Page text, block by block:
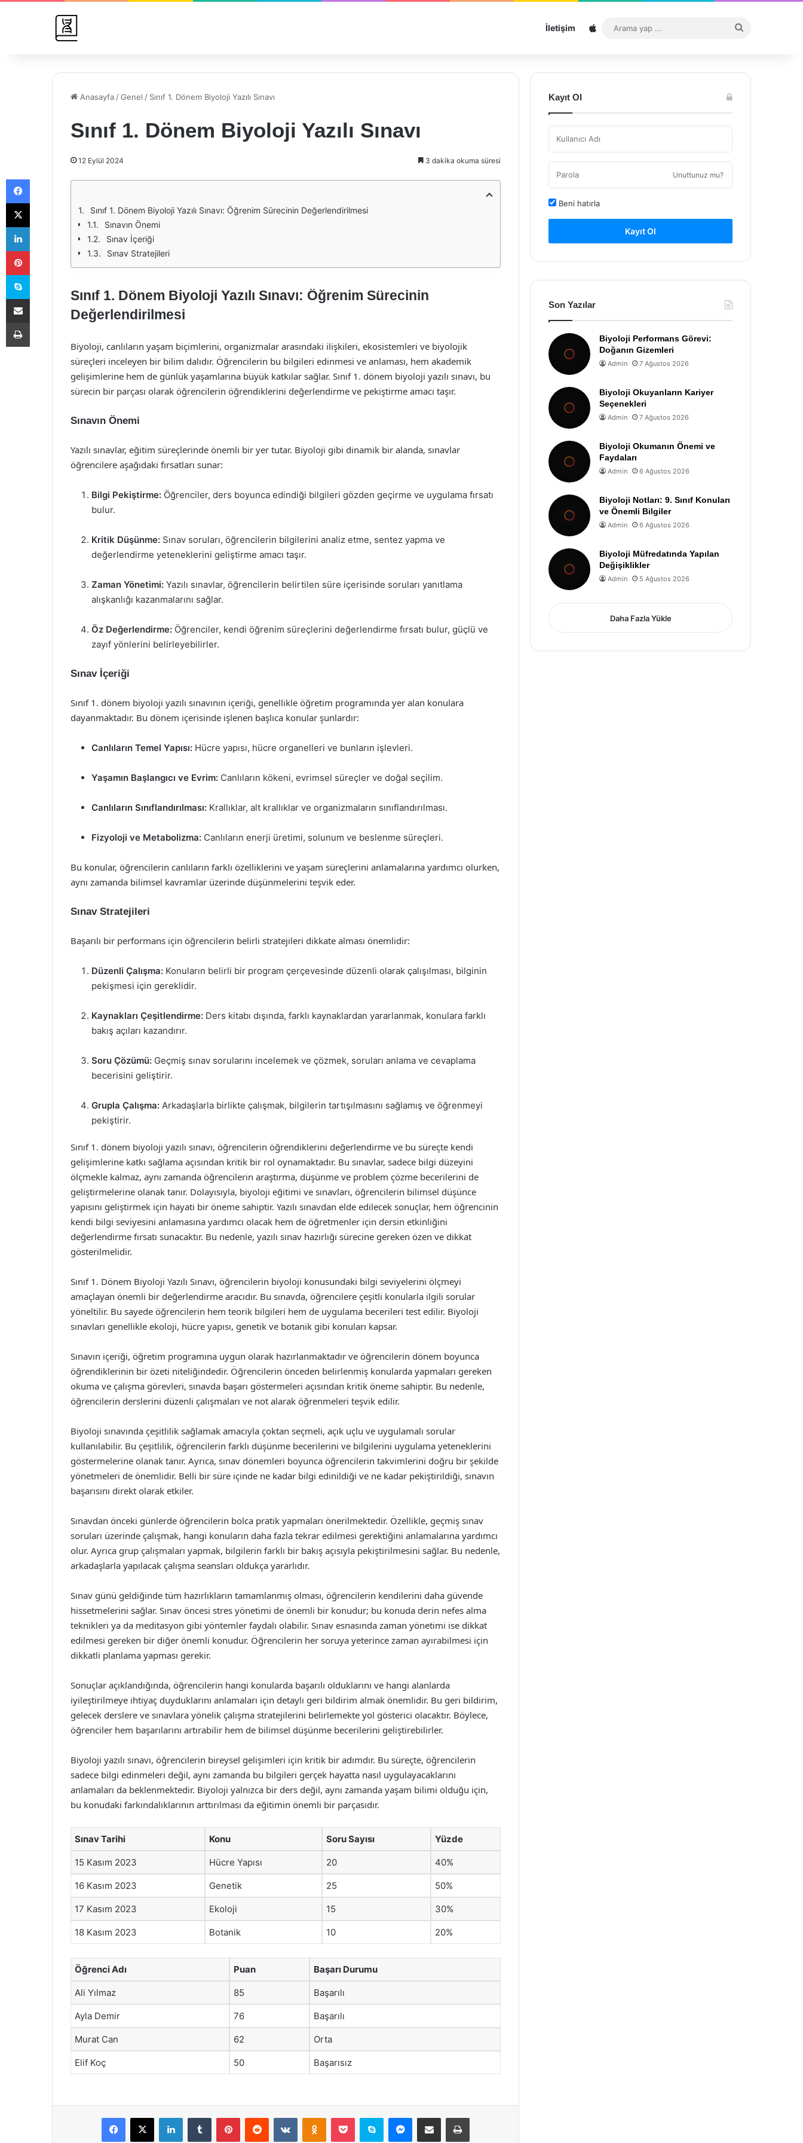
İletişim Sitemap
...
Anasayfa /Genel / Sınıf 1. Dönem Biyoloji Yazılı Sınavı
Sınıf 1. Dönem Biyoloji Yazılı Sınavı
12 Eylül 2024 3 dakika okuma süresi
Sınıf 1. Dönem Biyoloji Yazılı Sınavı: Öğrenim Sürecinin Değerlendirilmesi
Sınavın Önemi
Sınav İçeriği
Sınav Stratejileri
Sınıf 1. Dönem Biyoloji Yazılı Sınavı: Öğrenim Sürecinin
Değerlendirilmesi
Biyoloji, canlıların yaşam biçimlerini, organizmalar arasındaki ilişkileri, ekosistemleri ve biyolojik
süreçleri inceleyen bir bilim dalıdır. Öğrencilerin bu bilgileri edinmesi ve anlaması, hem akademik
gelişimlerine hem de günlük yaşamlarına büyük katkılar sağlar. Sınıf 1. dönem biyoloji yazılı sınavı, bu
sürecin bir parçası olarak öğrencilerin öğrendiklerini değerlendirme ve pekiştirme amacı taşır.
Sınavın Önemi
Yazılı sınavlar, eğitim süreçlerinde önemli bir yer tutar. Biyoloji gibi dinamik bir alanda, sınavlar
öğrencilere aşağıdaki fırsatları sunar:
Bilgi Pekiştirme: Öğrenciler, ders boyunca edindiği bilgileri gözden geçirme ve uygulama fırsatı
bulur.
Kritik Düşünme: Sınav soruları, öğrencilerin bilgilerini analiz etme, sentez yapma ve
değerlendirme yeteneklerini geliştirme amacı taşır.
Zaman Yönetimi: Yazılı sınavlar, öğrencilerin belirtilen süre içerisinde soruları yanıtlama
alışkanlığı kazanmalarını sağlar.
Öz Değerlendirme: Öğrenciler, kendi öğrenim süreçlerini değerlendirme fırsatı bulur, güçlü ve
zayıf yönlerini belirleyebilirler.
Sınav İçeriği
Sınıf 1. dönem biyoloji yazılı sınavının içeriği, genellikle öğretim programında yer alan konulara
dayanmaktadır. Bu dönem içerisinde işlenen başlıca konular şunlardır:
Canlıların Temel Yapısı: Hücre yapısı, hücre organelleri ve bunların işlevleri.
Yaşamın Başlangıcı ve Evrim: Canlıların kökeni, evrimsel süreçler ve doğal seçilim.
Canlıların Sınıflandırılması: Krallıklar, alt krallıklar ve organizmaların sınıflandırılması.
Fizyoloji ve Metabolizma: Canlıların enerji üretimi, solunum ve beslenme süreçleri.
Bu konular, öğrencilerin canlıların farklı özelliklerini ve yaşam süreçlerini anlamalarına yardımcı olurken,
aynı zamanda bilimsel kavramlar üzerinde düşünmelerini teşvik eder.
Sınav Stratejileri
Başarılı bir performans için öğrencilerin belirli stratejileri dikkate alması önemlidir:
Düzenli Çalışma: Konuların belirli bir program çerçevesinde düzenli olarak çalışılması, bilginin
pekişmesi için gereklidir.
Kaynakları Çeşitlendirme: Ders kitabı dışında, farklı kaynaklardan yararlanmak, konulara farklı
bakış açıları kazandırır.
Soru Çözümü: Geçmiş sınav sorularını incelemek ve çözmek, soruları anlama ve cevaplama
becerisini geliştirir.
Grupla Çalışma: Arkadaşlarla birlikte çalışmak, bilgilerin tartışılmasını sağlamış ve öğrenmeyi
pekiştirir.
Sınıf 1. dönem biyoloji yazılı sınavı, öğrencilerin öğrendiklerini değerlendirme ve bu süreçte kendi
gelişimlerine katkı sağlama açısından kritik bir rol oynamaktadır. Bu sınavlar, sadece bilgi düzeyini
ölçmekle kalmaz, aynı zamanda öğrencilerin araştırma, düşünme ve problem çözme becerilerini de
geliştirmelerine olanak tanır. Dolayısıyla, biyoloji eğitimi ve sınavları, öğrencilerin bilimsel düşünce
yapısını geliştirmek için hayati bir öneme sahiptir. Yazılı sınavdan elde edilecek sonuçlar, hem öğrencinin
kendi bilgi seviyesini anlamasına yardımcı olacak hem de öğretmenler için dersin etkinliğini
değerlendirme fırsatı sunacaktır. Bu nedenle, yazılı sınav hazırlığı sürecine gereken özen ve dikkat
gösterilmelidir.
Sınıf 1. Dönem Biyoloji Yazılı Sınavı, öğrencilerin biyoloji konusundaki bilgi seviyelerini ölçmeyi
amaçlayan önemli bir değerlendirme aracıdır. Bu sınavda, öğrencilere çeşitli konularla ilgili sorular
yöneltilir. Bu sayede öğrencilerin hem teorik bilgileri hem de uygulama becerileri test edilir. Biyoloji
sınavları genellikle ekoloji, hücre yapısı, genetik ve botanik gibi konuları kapsar.
Sınavın içeriği, öğretim programına uygun olarak hazırlanmaktadır ve öğrencilerin dönem boyunca
öğrendiklerinin bir özeti niteliğindedir. Öğrencilerin önceden belirlenmiş konularda yapmaları gereken
okuma ve çalışma görevleri, sınavda başarı göstermeleri açısından kritik öneme sahiptir. Bu nedenle,
öğrencilerin derslerini düzenli çalışmaları ve not alarak öğrenmeleri teşvik edilir.
Biyoloji sınavında çeşitlilik sağlamak amacıyla çoktan seçmeli, açık uçlu ve uygulamalı sorular
kullanılabilir. Bu çeşitlilik, öğrencilerin farklı düşünme becerilerini ve bilgilerini uygulama yeteneklerini
göstermelerine olanak tanır. Ayrıca, sınav dönemleri boyunca öğrencilerin takvimlerini doğru bir şekilde
yönetmeleri de önemlidir. Belli bir süre içinde ne kadar bilgi edinildiği ve ne kadar pekiştirildiği, sınavın
başarısını direkt olarak etkiler.
Sınavdan önceki günlerde öğrencilerin bolca pratik yapmaları önerilmektedir. Özellikle, geçmiş sınav
soruları üzerinde çalışmak, hangi konuların daha fazla tekrar edilmesi gerektiğini anlamalarına yardımcı
olur. Ayrıca grup çalışmaları yapmak, bilgilerin farklı bir bakış açısıyla pekiştirilmesini sağlar. Bu nedenle,
arkadaşlarla yapılacak çalışma seansları oldukça yararlıdır.
Sınav günü geldiğinde tüm hazırlıkların tamamlanmış olması, öğrencilerin kendilerini daha güvende
hissetmelerini sağlar. Sınav öncesi stres yönetimi de önemli bir konudur; bu konuda derin nefes alma
teknikleri ya da meditasyon gibi yöntemler faydalı olabilir. Sınav esnasında zaman yönetimi ise dikkat
edilmesi gereken bir diğer önemli konudur. Öğrencilerin her soruya yeterince zaman ayırabilmesi için
dikkatli planlama yapması gerekir.
Sonuçlar açıklandığında, öğrencilerin hangi konularda başarılı olduklarını ve hangi alanlarda
iyileştirilmeye ihtiyaç duyduklarını anlamaları için detaylı geri bildirim almak önemlidir. Bu geri bildirim,
gelecek derslere ve sınavlara yönelik çalışma stratejilerini belirlemekte yol gösterici olacaktır. Böylece,
öğrenciler hem başarılarını artırabilir hem de bilimsel düşünme becerilerini geliştirebilirler.
Biyoloji yazılı sınavı, öğrencilerin bireysel gelişimleri için kritik bir adımdır. Bu süreçte, öğrencilerin
sadece bilgi edinmeleri değil, aynı zamanda bu bilgileri gerçek hayatta nasıl uygulayacaklarını
anlamaları da beklenmektedir. Biyoloji yalnızca bir ders değil, aynı zamanda yaşam bilimi olduğu için,
bu konudaki farkındalıklarının arttırılması da eğitimin önemli bir parçasıdır.
Sınav Tarihi Konu Soru Sayısı Yüzde
15 Kasım 2023 Hücre Yapısı 20 40%
16 Kasım 2023 Genetik 25 50%
17 Kasım 2023 Ekoloji 15 30%
18 Kasım 2023 Botanik 10 20%
Öğrenci Adı Puan Başarı Durumu
Ali Yılmaz 85 Başarılı
Ayla Demir 76 Başarılı
Murat Can 62 Orta
Elif Koç 50 Başarısız
Facebook
X LinkedInTumblr PinterestReddit VKontakteOdnoklassniki
Pocket Skype Messenger
E-Posta ile paylaş Yazdır
Kayıt Ol
Unuttunuz mu?
Beni hatırla
Kayıt Ol
Son Yazılar
Biyoloji Performans Görevi:
Doğanın Gizemleri
Admin 7 Ağustos 2026
Biyoloji Okuyanların Kariyer
Seçenekleri
Admin 7 Ağustos 2026
Biyoloji Okumanın Önemi ve
Faydaları
Admin 6 Ağustos 2026
Biyoloji Notları: 9. Sınıf Konuları
ve Önemli Bilgiler
Admin 6 Ağustos 2026
Biyoloji Müfredatında Yapılan
Değişiklikler
Admin 5 Ağustos 2026
Daha Fazla Yükle
Facebook
X
LinkedIn
Pinterest
Skype
E-Posta ile paylaş